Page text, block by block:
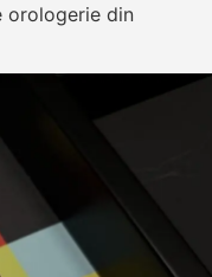
orologerie din